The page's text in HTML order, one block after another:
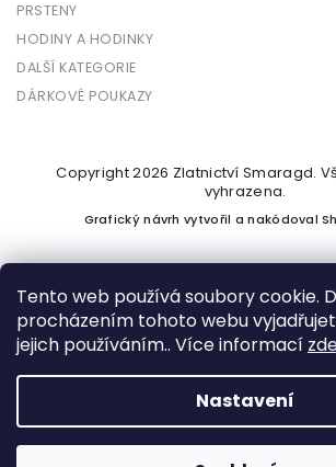
Tento web používá soubory cookie.
procházením tohoto webu
jejich používáním.. Více informací
Nastavení
PRSTENY
HODINY A HODINKY
DALŠÍ KATEGORIE
DÁRKOVÉ POUKAZY
Vytvořil Shoptet
Copyright 2026 Zlatnictví Smaragd.
vyhrazena.
Grafický návrh vytvořil a nakódoval
Podle zákona o evidenci tržeb je
kupujícímu účtenku. Zároveň je povinen
tržbu u správce daně online; v případě